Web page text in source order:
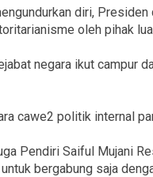
diri,
oleh pihak
negara ikut campur
cawe2 politik internal
Pendiri Saiful Mujani
bergabung saja